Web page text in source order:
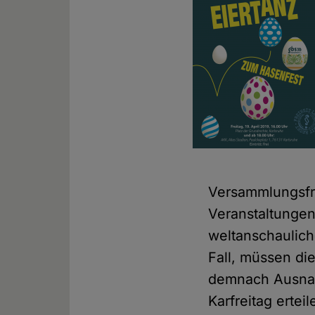
Fall, müssen
demnach
Karfreitag